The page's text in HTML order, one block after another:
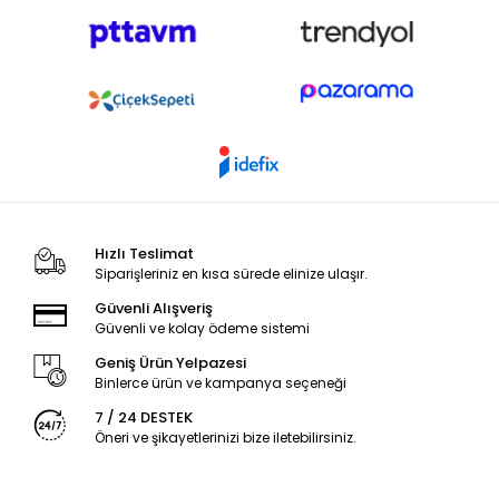
Hızlı Teslimat
Siparişleriniz en kısa sürede elinize ulaşır.
Güvenli Alışveriş
Güvenli ve kolay ödeme sistemi
Geniş Ürün Yelpazesi
Binlerce ürün ve kampanya seçeneği
7 / 24 DESTEK
Öneri ve şikayetlerinizi bize iletebilirsiniz.